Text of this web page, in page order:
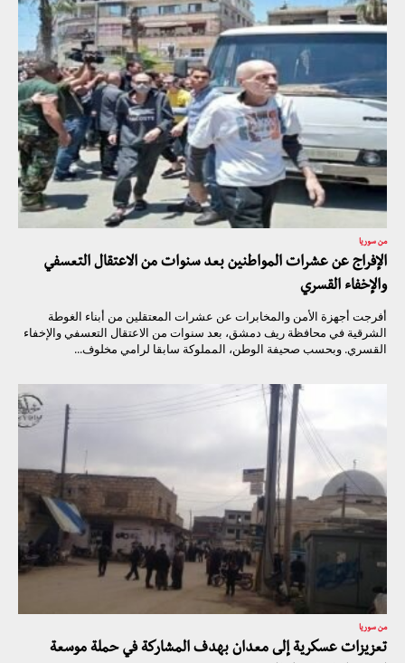
من سوريا
الإفراج عن عشرات المواطنين بعد سنوات من الاعتقال التعسفي
والإخفاء القسري
أفرجت أجهزة الأمن والمخابرات عن عشرات المعتقلين من أبناء الغوطة
الشرقية في محافظة ريف دمشق، بعد سنوات من الاعتقال التعسفي والإخفاء
القسري. وبحسب صحيفة الوطن، المملوكة سابقا لرامي مخلوف...
من سوريا
تعزيزات عسكرية إلى معدان بهدف المشاركة في حملة موسعة